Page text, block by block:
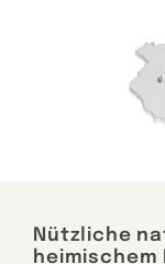
Nützliche
heimischem